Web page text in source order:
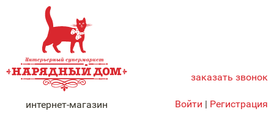
НАРЯДНЫЙ ДОМ
интернет-магазин
заказать звонок
Войти | Регистрация